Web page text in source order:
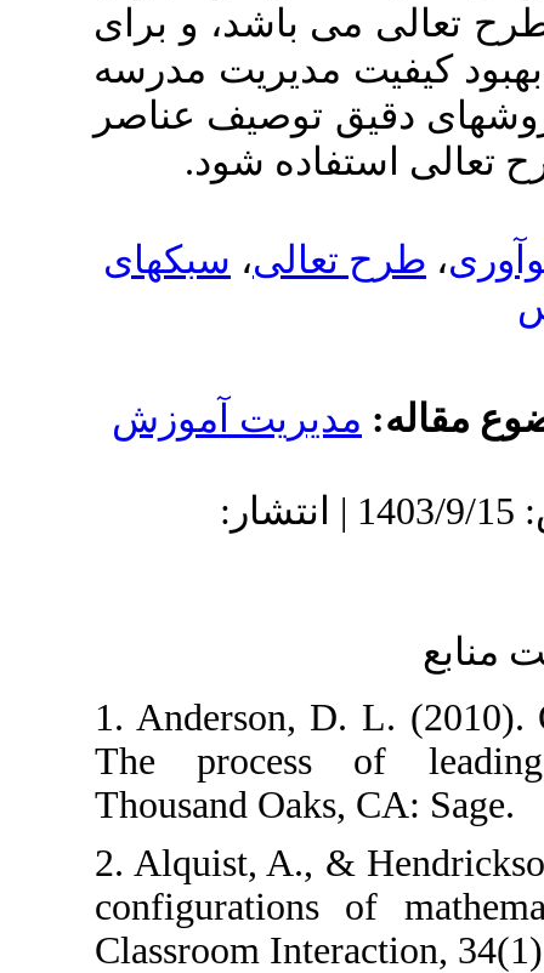
باشد، و برای
مدیریت مدرسه
توصیف عناصر
شود.
،سبکهای
آموزش
دریافت: 1403/3/21 | پذیرش: 1403/9/15 | انتشار:
1. Anderson,
The process
Thousand
2. Alquist, A.,
configurations
Classroom